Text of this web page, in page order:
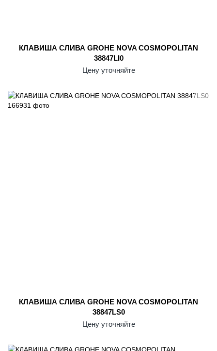
КЛАВИША СЛИВА GROHE NOVA COSMOPOLITAN
38847LI0
Цену уточняйте
КЛАВИША СЛИВА GROHE NOVA COSMOPOLITAN
38847LS0
Цену уточняйте